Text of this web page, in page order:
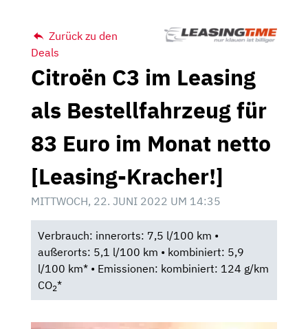
Zurück zu den
Deals
Citroën C3 im Leasing
als Bestellfahrzeug für
83 Euro im Monat netto
[Leasing-Kracher!]
MITTWOCH, 22. JUNI 2022 UM 14:35
Verbrauch: innerorts: 7,5 l/100 km •
außerorts: 5,1 l/100 km • kombiniert: 5,9
l/100 km* • Emissionen: kombiniert: 124 g/km
CO2*